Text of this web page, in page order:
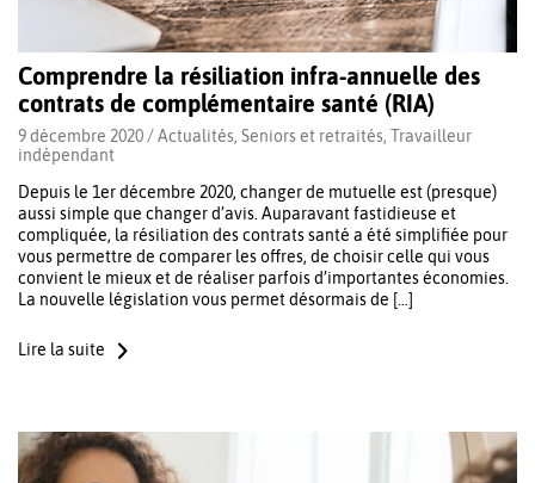
Comprendre la résiliation infra-annuelle des
contrats de complémentaire santé (RIA)
9 décembre 2020 /Actualités, Seniors et retraités, Travailleur
indépendant
Depuis le 1er décembre 2020, changer de mutuelle est (presque)
aussi simple que changer d’avis. Auparavant fastidieuse et
compliquée, la résiliation des contrats santé a été simplifiée pour
vous permettre de comparer les offres, de choisir celle qui vous
convient le mieux et de réaliser parfois d’importantes économies.
La nouvelle législation vous permet désormais de […]
Lire la suite